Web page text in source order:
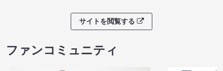
サイトを閲覧する
ファンコミュニティ